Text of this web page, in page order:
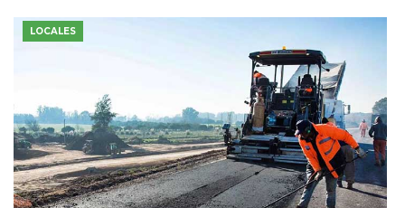
LOCALES